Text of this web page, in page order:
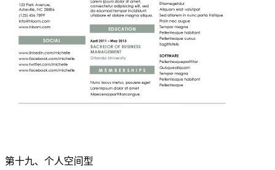
第十九、个人空间型